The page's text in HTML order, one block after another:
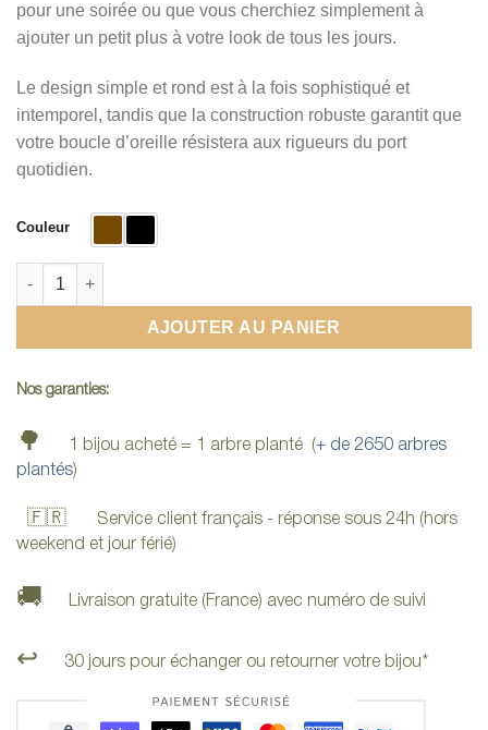
pour une soirée ou que vous cherchiez simplement à
ajouter un petit plus à votre look de tous les jours.
Le design simple et rond est à la fois sophistiqué et
intemporel, tandis que la construction robuste garantit que
votre boucle d’oreille résistera aux rigueurs du port
quotidien.
Couleur
quantité de Boucle d oreille en bois homme
AJOUTER AU PANIER
Nos garanties:
🌳 1 bijou acheté = 1 arbre planté (+ de 2650 arbres
plantés)
🇫🇷 Service client français - réponse sous 24h (hors
weekend et jour férié)
🚚 Livraison gratuite (France) avec numéro de suivi
↩️ 30 jours pour échanger ou retourner votre bijou*